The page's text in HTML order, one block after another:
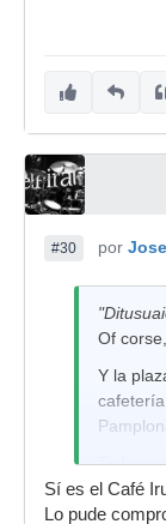
#30 por
Of
Y la
Todo
Sí es el Café
Lo pude